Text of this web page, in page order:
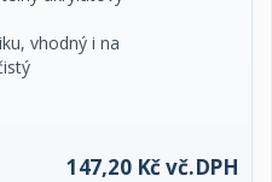
vhodný i na
a voděodolný.
i vnitřní
Cena
147,20 Kč vč.DPH